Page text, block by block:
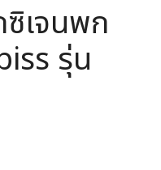
เจนพก
รุ่น